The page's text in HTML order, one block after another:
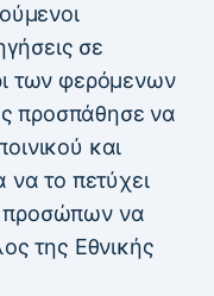
σε
των φερόμενων
προσπάθησε να
και
να το πετύχει
προσώπων να
της Εθνικής